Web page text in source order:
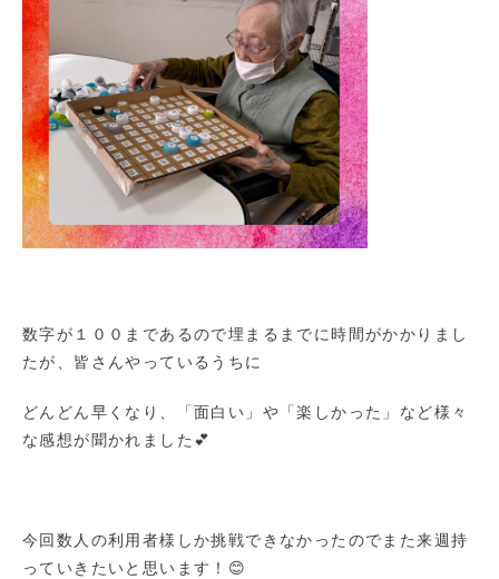
数字が１００まであるので埋まるまでに時間がかかりまし
たが、皆さんやっているうちに
どんどん早くなり、「面白い」や「楽しかった」など様々
な感想が聞かれました💕
今回数人の利用者様しか挑戦できなかったのでまた来週持
っていきたいと思います！😊